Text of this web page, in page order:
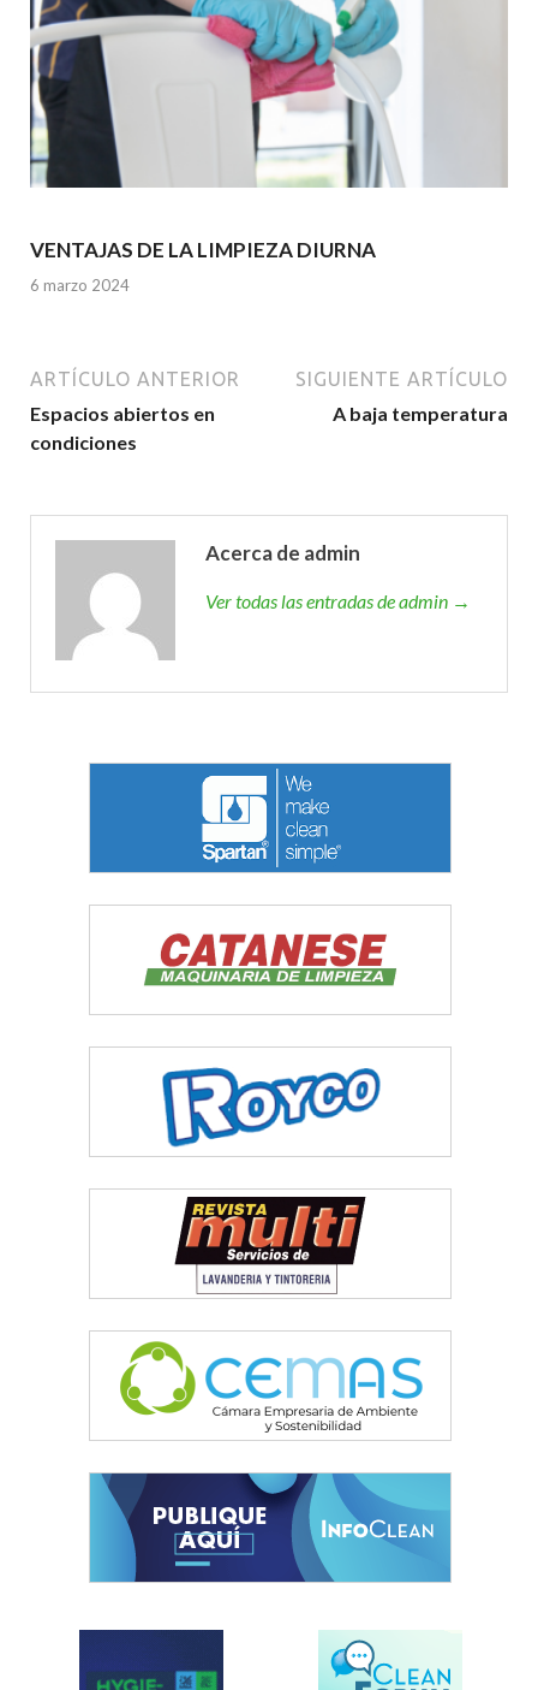
VENTAJAS DE LA LIMPIEZA DIURNA
6 marzo 2024
ARTÍCULO ANTERIOR
Espacios abiertos en
condiciones
SIGUIENTE ARTÍCULO
A baja temperatura
Acerca de admin
Ver todas las entradas de admin →